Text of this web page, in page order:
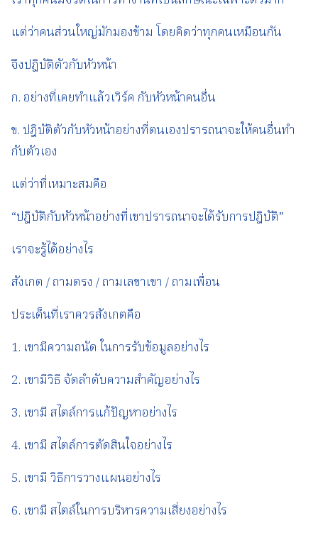
แต่ว่าคนส่วนใหญ่มักมองข้าม โดยคิดว่าทุกคนเหมือนกัน
จึงปฎิบัติตัวกับหัวหน้า
ก. อย่างที่เคยทำแล้วเวิร์ค กับหัวหน้าคนอื่น
ข. ปฎิบัติตัวกับหัวหน้าอย่างที่ตนเองปรารถนาจะให้คนอื่นทำ
กับตัวเอง
แต่ว่าที่เหมาะสมคือ
“ปฎิบัติกับหัวหน้าอย่างที่เขาปรารถนาจะได้รับการปฎิบัติ”
เราจะรู้ได้อย่างไร
สังเกต / ถามตรง / ถามเลขาเขา / ถามเพื่อน
ประเด็นที่เราควรสังเกตคือ
1. เขามีความถนัด ในการรับข้อมูลอย่างไร
2. เขามีวิธี จัดลำดับความสำคัญอย่างไร
3. เขามี สไตล์การแก้ปัญหาอย่างไร
4. เขามี สไตล์การตัดสินใจอย่างไร
5. เขามี วิธีการวางแผนอย่างไร
6. เขามี สไตล์ในการบริหารความเสี่ยงอย่างไร